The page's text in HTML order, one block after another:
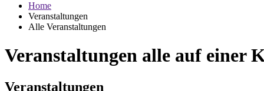
Home
Veranstaltungen
Alle Veranstaltungen
Veranstaltungen alle auf einer
Veranstaltungen